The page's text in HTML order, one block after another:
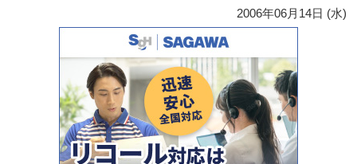
2006年06月14日 (水)